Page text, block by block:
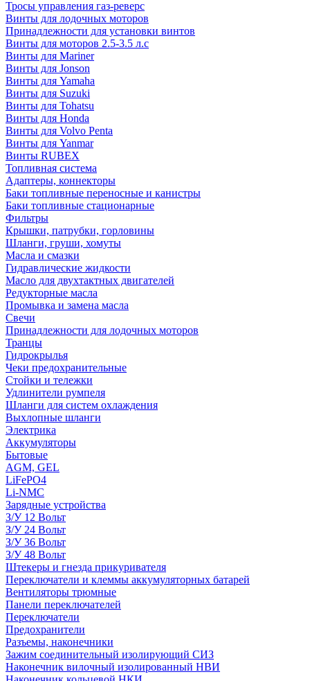
Тросы управления газ-реверс
Винты для лодочных моторов
Принадлежности для установки винтов
Винты для моторов 2.5-3.5 л.с
Винты для Mariner
Винты для Jonson
Винты для Yamaha
Винты для Suzuki
Винты для Tohatsu
Винты для Honda
Винты для Volvo Penta
Винты для Yanmar
Винты RUBEX
Топливная система
Адаптеры, коннекторы
Баки топливные переносные и канистры
Баки топливные стационарные
Фильтры
Крышки, патрубки, горловины
Шланги, груши, хомуты
Масла и смазки
Гидравлические жидкости
Масло для двухтактных двигателей
Редукторные масла
Промывка и замена масла
Свечи
Принадлежности для лодочных моторов
Транцы
Гидрокрылья
Чеки предохранительные
Стойки и тележки
Удлинители румпеля
Шланги для систем охлаждения
Выхлопные шланги
Электрика
Аккумуляторы
Бытовые
AGM, GEL
LiFePO4
Li-NMC
Зарядные устройства
З/У 12 Вольт
З/У 24 Вольт
З/У 36 Вольт
З/У 48 Вольт
Штекеры и гнезда прикуривателя
Переключатели и клеммы аккумуляторных батарей
Вентиляторы трюмные
Панели переключателей
Переключатели
Предохранители
Разъемы, наконечники
Зажим соединительный изолирующий СИЗ
Наконечник вилочный изолированный НВИ